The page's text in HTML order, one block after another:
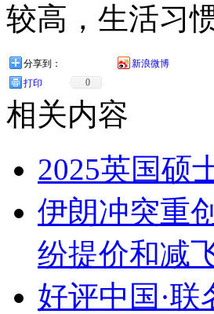
较高，生活习
分享到： 新浪微博
打印
0
相关内容
2025英国硕
伊朗冲突重
纷提价和减
好评中国·